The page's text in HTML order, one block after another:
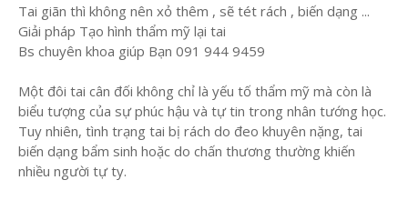
Tai giãn thì không nên xỏ thêm , sẽ tét rách , biến dạng ...
Giải pháp Tạo hình thẩm mỹ lại tai
Bs chuyên khoa giúp Bạn 091 944 9459
Một đôi tai cân đối không chỉ là yếu tố thẩm mỹ mà còn là
biểu tượng của sự phúc hậu và tự tin trong nhân tướng học.
Tuy nhiên, tình trạng tai bị rách do đeo khuyên nặng, tai
biến dạng bẩm sinh hoặc do chấn thương thường khiến
nhiều người tự ty.